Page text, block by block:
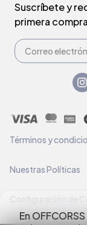
En
Suscríbete y
primera
Términos y
Nuestras Políticas
Configuración de